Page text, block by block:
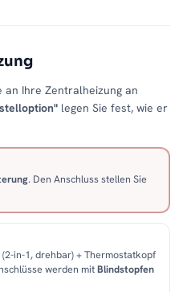
an Ihre Zentralheizung an
legen Sie fest, wie er
. Den Anschluss stellen Sie
(2-in-1, drehbar) + Thermostatkopf
werden mitBlindstopfen